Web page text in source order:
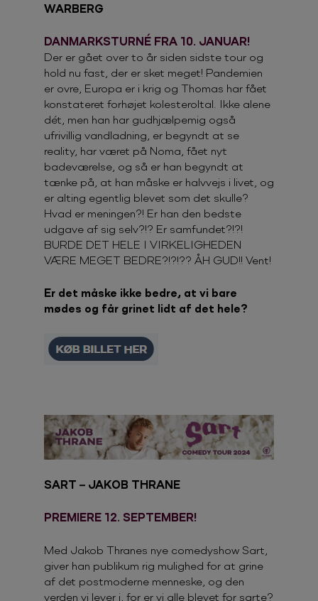
WARBERG
DANMARKSTURNÉ FRA 10. JANUAR!
Der er gået over to år siden sidste tour og
hold nu fast, der er sket meget! Pandemien
er ovre, Europa er i krig og Thomas har fået
konstateret forhøjet kolesteroltal. Ikke alene
dét, men han har gudhjælpemig også
ufrivillig vandladning, er begyndt at se
reality, har været på Noma, fået nyt
badeværelse, og så er han begyndt at
tænke på, at han måske er halvvejs i livet, og
er alting egentlig blevet som det skulle?
Hvad er meningen?! Er han den bedste
udgave af sig selv?!? Er samfundet?!?!
BURDE DET HELE I VIRKELIGHEDEN
VÆRE MEGET BEDRE?!?!?? ÅH GUD!! Vent!
Er det måske ikke bedre, at vi bare
mødes og får grinet lidt af det hele?
SART – JAKOB THRANE
PREMIERE 12. SEPTEMBER!
Med Jakob Thranes nye comedyshow Sart,
giver han publikum rig mulighed for at grine
af det postmoderne menneske, og den
verden vi lever i, for er vi alle blevet for sarte?